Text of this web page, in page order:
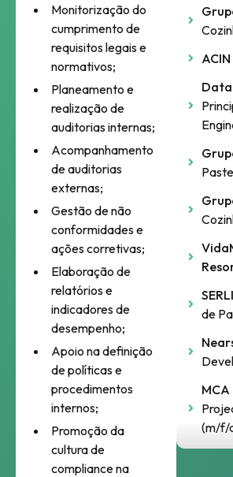
Monitorização do
cumprimento de
requisitos legais e
normativos;
Planeamento e
realização de
auditorias internas;
Acompanhamento
de auditorias
externas;
Gestão de não
conformidades e
ações corretivas;
Elaboração de
relatórios e
indicadores de
desempenho;
Apoio na definição
de políticas e
procedimentos
internos;
Promoção da
cultura de
compliance na
de
MCA
(m/f/